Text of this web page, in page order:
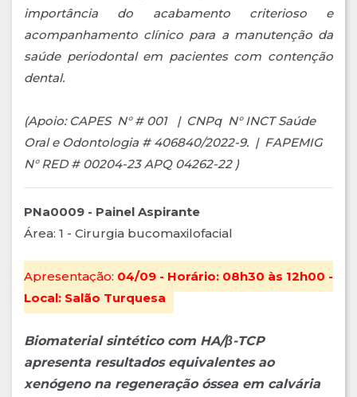
importância do acabamento criterioso e
acompanhamento clínico para a manutenção da
saúde periodontal em pacientes com contenção
dental.
(Apoio: CAPES N° # 001 | CNPq N° INCT Saúde
Oral e Odontologia # 406840/2022-9. | FAPEMIG
N° RED # 00204-23 APQ 04262-22 )
PNa0009 - Painel Aspirante
Área: 1 - Cirurgia bucomaxilofacial
Apresentação: 04/09 - Horário: 08h30 às 12h00 -
Local: Salão Turquesa
Biomaterial sintético com HA/β-TCP
apresenta resultados equivalentes ao
xenógeno na regeneração óssea em calvária